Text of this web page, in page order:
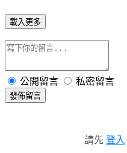
載入更多
公開留言 私密留言
發佈留言
請先 登入